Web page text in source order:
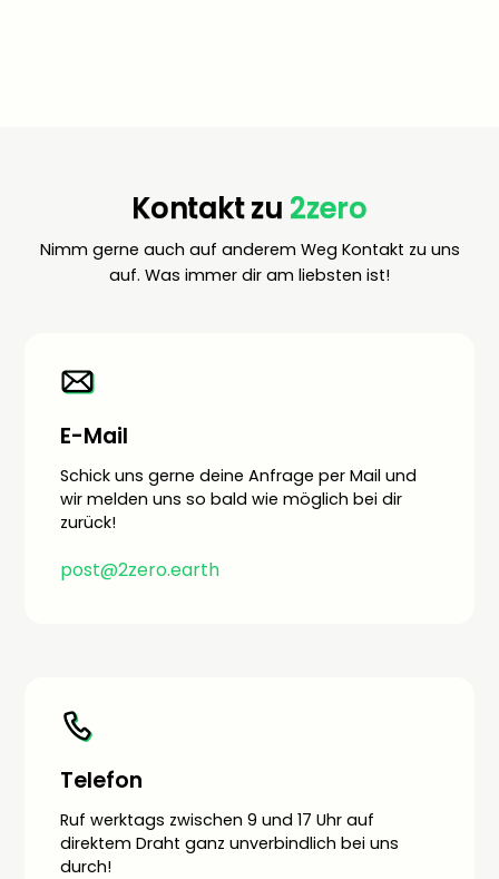
Kontakt zu 2zero
Nimm gerne auch auf anderem Weg Kontakt zu uns
auf. Was immer dir am liebsten ist!
E-Mail
Schick uns gerne deine Anfrage per Mail und
wir melden uns so bald wie möglich bei dir
zurück!
post@2zero.earth
Telefon
Ruf werktags zwischen 9 und 17 Uhr auf
direktem Draht ganz unverbindlich bei uns
durch!